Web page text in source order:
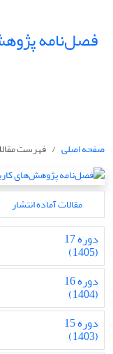
فصل‌نامه
صفحه اصلی فهرست
مقالات آماده انتشار
دوره 17
(1405)
دوره 16
(1404)
دوره 15
(1403)